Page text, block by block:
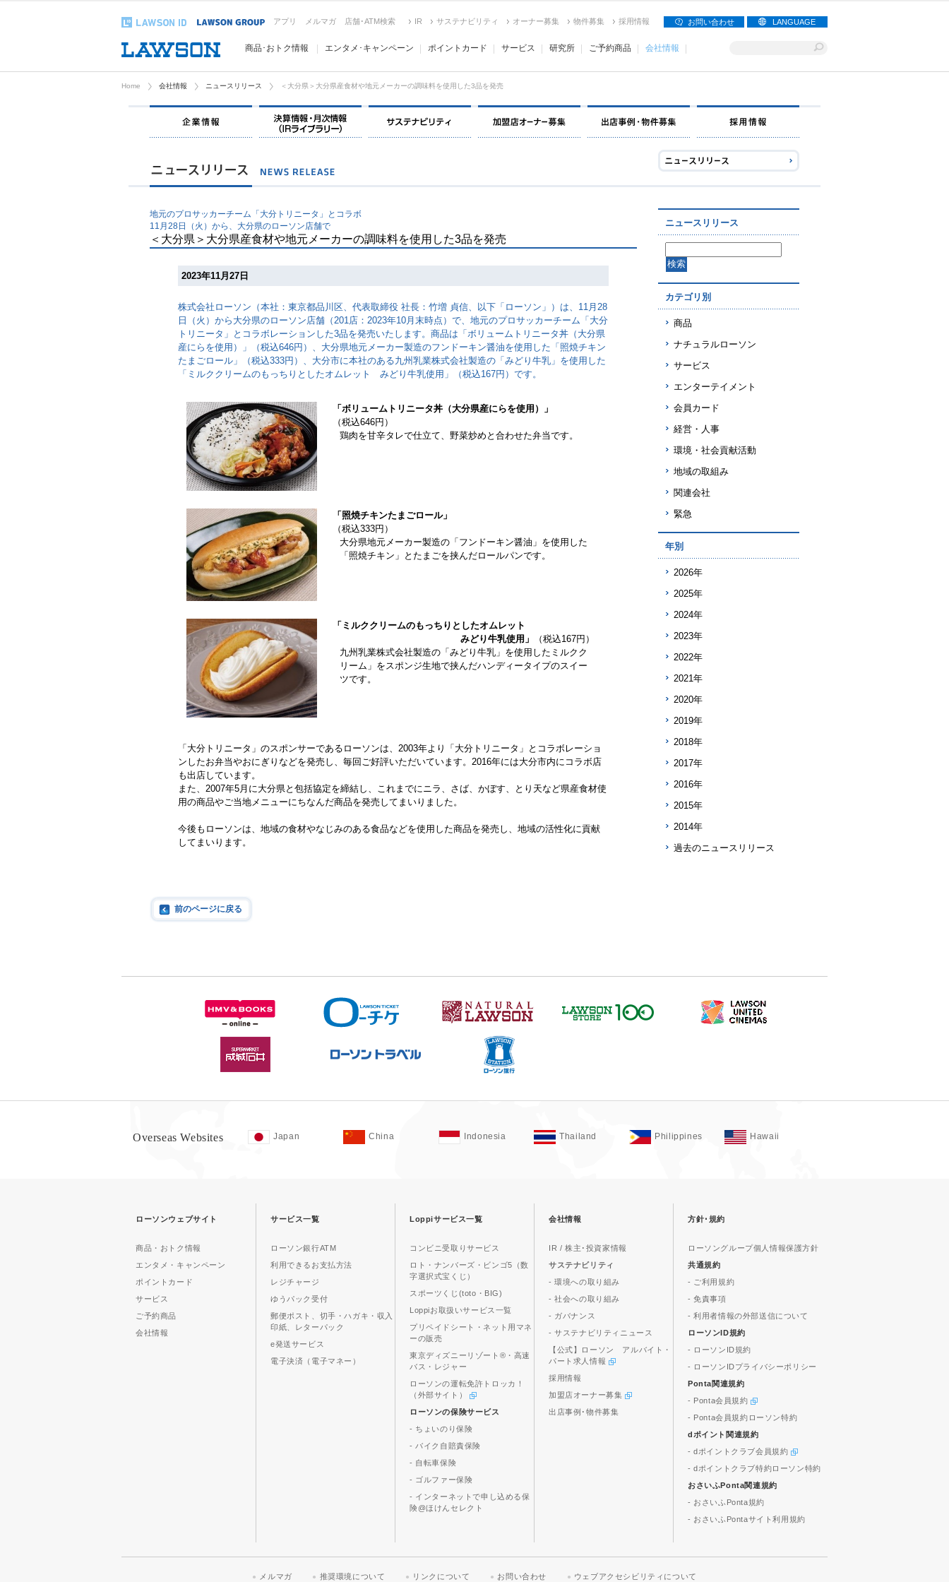
アプリ メルマガ 店舗･ATM検索 IR サステナビリティ オーナー募集 物件募集 採用情報 お問い合わせ LANGUAGE
商品･おトク情報 エンタメ･キャンペーン ポイントカード サービス 研究所 ご予約商品 会社情報
Home 会社情報 ニュースリリース ＜大分県＞大分県産食材や地元メーカーの調味料を使用した3品を発売
企業情報
地元のプロサッカーチーム「大分トリニータ」とコラボ
11月28日（火）から、大分県のローソン店舗で
＜大分県＞大分県産食材や地元メーカーの調味料を使用した3品を発売
2023年11月27日
株式会社ローソン（本社：東京都品川区、代表取締役 社長：竹増 貞信、以下「ローソン」）は、11月28
日（火）から大分県のローソン店舗（201店：2023年10月末時点）で、地元のプロサッカーチーム「大分
トリニータ」とコラボレーションした3品を発売いたします。商品は「ボリュームトリニータ丼（大分県
産にらを使用）」（税込646円）、大分県地元メーカー製造のフンドーキン醤油を使用した「照焼チキン
たまごロール」（税込333円）、大分市に本社のある九州乳業株式会社製造の「みどり牛乳」を使用した
「ミルククリームのもっちりとしたオムレット みどり牛乳使用」（税込167円）です。
「ボリュームトリニータ丼（大分県産にらを使用）」
（税込646円）
鶏肉を甘辛タレで仕立て、野菜炒めと合わせた弁当です。
「照焼チキンたまごロール」
（税込333円）
大分県地元メーカー製造の「フンドーキン醤油」を使用した
「照焼チキン」とたまごを挟んだロールパンです。
「ミルククリームのもっちりとしたオムレット
みどり牛乳使用」
（税込167円）
九州乳業株式会社製造の「みどり牛乳」を使用したミルクク
リーム」をスポンジ生地で挟んだハンディータイプのスイー
ツです。
「大分トリニータ」のスポンサーであるローソンは、2003年より「大分トリニータ」とコラボレーショ
ンしたお弁当やおにぎりなどを発売し、毎回ご好評いただいています。2016年には大分市内にコラボ店
も出店しています。
また、2007年5月に大分県と包括協定を締結し、これまでにニラ、さば、かぼす、とり天など県産食材使
用の商品やご当地メニューにちなんだ商品を発売してまいりました。
今後もローソンは、地域の食材やなじみのある食品などを使用した商品を発売し、地域の活性化に貢献
してまいります。
前のページに戻る
ニュースリリース
カテゴリ別
商品
ナチュラルローソン
サービス
エンターテイメント
会員カード
経営・人事
環境・社会貢献活動
地域の取組み
関連会社
緊急
年別
2026年
2025年
2024年
2023年
2022年
2021年
2020年
2019年
2018年
2017年
2016年
2015年
2014年
過去のニュースリリース
Overseas Websites Japan China Indonesia Thailand Philippines Hawaii
ローソンウェブサイト
商品・おトク情報
エンタメ・キャンペーン
ポイントカード
サービス
ご予約商品
会社情報
サービス一覧
ローソン銀行ATM
利用できるお支払方法
レジチャージ
ゆうパック受付
郵便ポスト、切手・ハガキ・収入
印紙、レターパック
e発送サービス
電子決済（電子マネー）
Loppiサービス一覧
コンビニ受取りサービス
ロト・ナンバーズ・ビンゴ5（数
字選択式宝くじ）
スポーツくじ(toto・BIG)
Loppiお取扱いサービス一覧
プリペイドシート・ネット用マネ
ーの販売
東京ディズニーリゾート®・高速
バス・レジャー
ローソンの運転免許トロッカ！
（外部サイト）
ローソンの保険サービス
- ちょいのり保険
- バイク自賠責保険
- 自転車保険
- ゴルファー保険
- インターネットで申し込める保
険@ほけんセレクト
会社情報
IR / 株主･投資家情報
サステナビリティ
- 環境への取り組み
- 社会への取り組み
- ガバナンス
- サステナビリティニュース
【公式】ローソン アルバイト・
パート求人情報
採用情報
加盟店オーナー募集
出店事例･物件募集
方針･規約
ローソングループ個人情報保護方針
共通規約
- ご利用規約
- 免責事項
- 利用者情報の外部送信について
ローソンID規約
- ローソンID規約
- ローソンIDプライバシーポリシー
Ponta関連規約
- Ponta会員規約
- Ponta会員規約ローソン特約
dポイント関連規約
- dポイントクラブ会員規約
- dポイントクラブ特約ローソン特約
おさいふPonta関連規約
- おさいふPonta規約
- おさいふPontaサイト利用規約
メルマガ 推奨環境について リンクについて お問い合わせ ウェブアクセシビリティについて